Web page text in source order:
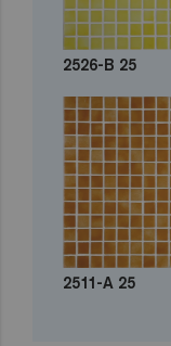
2526-B 25
2511-A 25